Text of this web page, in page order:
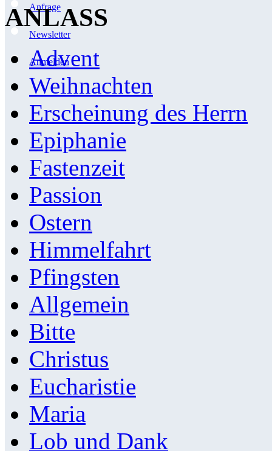
Anfrage
Newsletter
Anmelden
ANLASS
Advent
Weihnachten
Erscheinung des Herrn
Epiphanie
Fastenzeit
Passion
Ostern
Himmelfahrt
Pfingsten
Allgemein
Bitte
Christus
Eucharistie
Maria
Lob und Dank